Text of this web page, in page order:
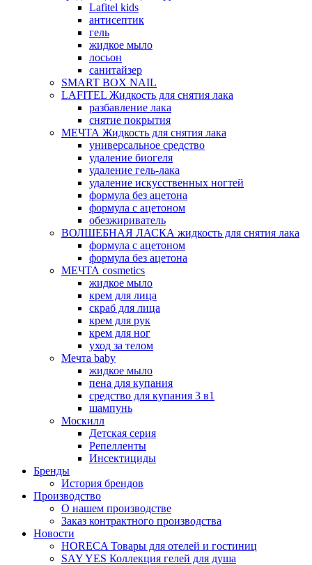
Lafitel kids
антисептик
гель
жидкое мыло
лосьон
санитайзер
SMART BOX NAIL
LAFITEL Жидкость для снятия лака
разбавление лака
снятие покрытия
МЕЧТА Жидкость для снятия лака
универсальное средство
удаление биогеля
удаление гель-лака
удаление искусственных ногтей
формула без ацетона
формула с ацетоном
обезжириватель
ВОЛШЕБНАЯ ЛАСКА жидкость для снятия лака
формула с ацетоном
формула без ацетона
МЕЧТА cosmetics
жидкое мыло
крем для лица
скраб для лица
крем для рук
крем для ног
уход за телом
Мечта baby
жидкое мыло
пена для купания
средство для купания 3 в1
шампунь
Москилл
Детская серия
Репелленты
Инсектициды
Бренды
История брендов
Производство
О нашем производстве
Заказ контрактного производства
Новости
HORECA Товары для отелей и гостиниц
SAY YES Коллекция гелей для душа